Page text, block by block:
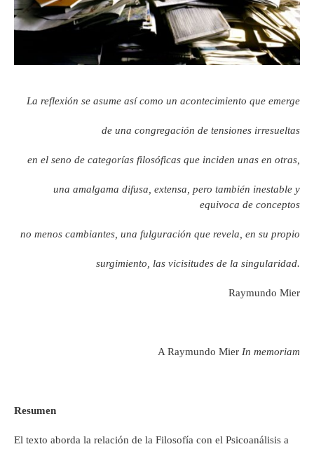
La reflexión se asume así como un acontecimiento que emerge
de una congregación de tensiones irresueltas
en el seno de categorías filosóficas que inciden unas en otras,
una amalgama difusa, extensa, pero también inestable y
equivoca de conceptos
no menos cambiantes, una fulguración que revela, en su propio
surgimiento, las vicisitudes de la singularidad.
Raymundo Mier
A Raymundo Mier In memoriam
Resumen
El texto aborda la relación de la Filosofía con el Psicoanálisis a